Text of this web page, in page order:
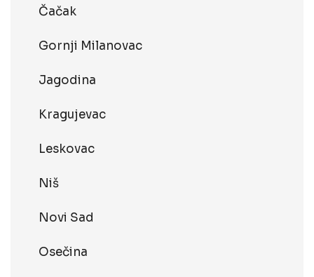
Čačak
Gornji Milanovac
Jagodina
Kragujevac
Leskovac
Niš
Novi Sad
Osečina